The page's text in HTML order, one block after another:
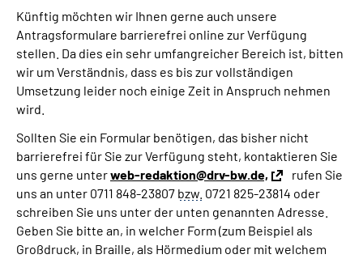
Künftig möchten wir Ihnen gerne auch unsere
Antragsformulare barrierefrei online zur Verfügung
stellen. Da dies ein sehr umfangreicher Bereich ist, bitten
wir um Verständnis, dass es bis zur vollständigen
Umsetzung leider noch einige Zeit in Anspruch nehmen
wird.
Sollten Sie ein Formular benötigen, das bisher nicht
barrierefrei für Sie zur Verfügung steht, kontaktieren Sie
uns gerne unterweb-redaktion@drv-bw.de,
rufen Sie
uns an unter 0711 848-23807 bzw. 0721 825-23814 oder
schreiben Sie uns unter der unten genannten Adresse.
Geben Sie bitte an, in welcher Form (zum Beispiel als
Großdruck, in Braille, als Hörmedium oder mit welchem